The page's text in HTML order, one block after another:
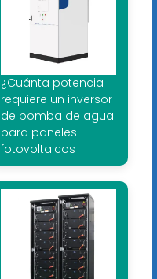
¿Cuánta potencia
requiere un inversor
de bomba de agua
para paneles
fotovoltaicos